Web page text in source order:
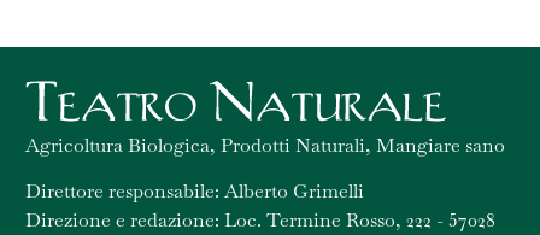
Agricoltura Biologica, Prodotti Naturali, Mangiare sano
Direttore responsabile: Alberto Grimelli
Direzione e redazione: Loc. Termine Rosso, 222 - 57028